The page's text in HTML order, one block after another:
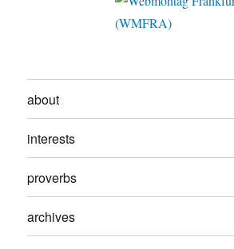
about
interests
proverbs
archives